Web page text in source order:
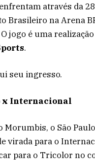
através da
Brasileiro na Arena
jogo é uma realização
.
seu ingresso.
x Internacional
Morumbis, o São
virada para o
para o Tricolor no